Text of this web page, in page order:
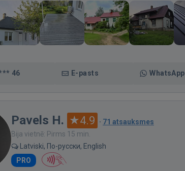
46 E-pasts WhatsApp
Pavels H. 4.9 · 71 atsauksmes
Bija vietnē: Pirms 15 min.
Latviski, По-русски, English
PRO